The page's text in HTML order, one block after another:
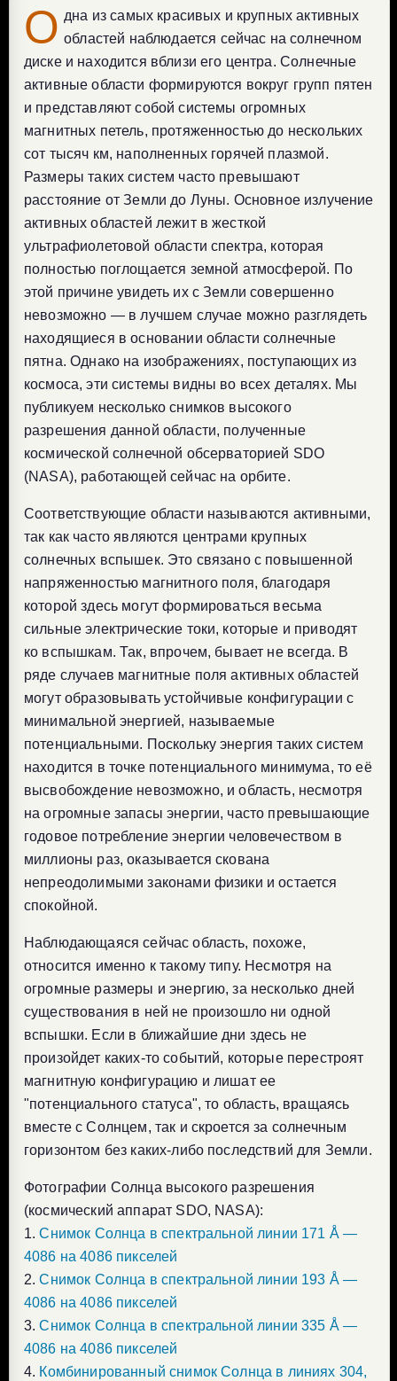
О дна из самых красивых и крупных активных
областей наблюдается сейчас на солнечном
диске и находится вблизи его центра. Солнечные
активные области формируются вокруг групп пятен
и представляют собой системы огромных
магнитных петель, протяженностью до нескольких
сот тысяч км, наполненных горячей плазмой.
Размеры таких систем часто превышают
расстояние от Земли до Луны. Основное излучение
активных областей лежит в жесткой
ультрафиолетовой области спектра, которая
полностью поглощается земной атмосферой. По
этой причине увидеть их с Земли совершенно
невозможно — в лучшем случае можно разглядеть
находящиеся в основании области солнечные
пятна. Однако на изображениях, поступающих из
космоса, эти системы видны во всех деталях. Мы
публикуем несколько снимков высокого
разрешения данной области, полученные
космической солнечной обсерваторией SDO
(NASA), работающей сейчас на орбите.
Соответствующие области называются активными,
так как часто являются центрами крупных
солнечных вспышек. Это связано с повышенной
напряженностью магнитного поля, благодаря
которой здесь могут формироваться весьма
сильные электрические токи, которые и приводят
ко вспышкам. Так, впрочем, бывает не всегда. В
ряде случаев магнитные поля активных областей
могут образовывать устойчивые конфигурации с
минимальной энергией, называемые
потенциальными. Поскольку энергия таких систем
находится в точке потенциального минимума, то её
высвобождение невозможно, и область, несмотря
на огромные запасы энергии, часто превышающие
годовое потребление энергии человечеством в
миллионы раз, оказывается скована
непреодолимыми законами физики и остается
спокойной.
Наблюдающаяся сейчас область, похоже,
относится именно к такому типу. Несмотря на
огромные размеры и энергию, за несколько дней
существования в ней не произошло ни одной
вспышки. Если в ближайшие дни здесь не
произойдет каких-то событий, которые перестроят
магнитную конфигурацию и лишат ее
"потенциального статуса", то область, вращаясь
вместе с Солнцем, так и скроется за солнечным
горизонтом без каких-либо последствий для Земли.
Фотографии Солнца высокого разрешения
(космический аппарат SDO, NASA):
1.Снимок Солнца в спектральной линии 171 Å —
4086 на 4086 пикселей
2.Снимок Солнца в спектральной линии 193 Å —
4086 на 4086 пикселей
3.Снимок Солнца в спектральной линии 335 Å —
4086 на 4086 пикселей
4. Комбинированный снимок Солнца в линиях 304,